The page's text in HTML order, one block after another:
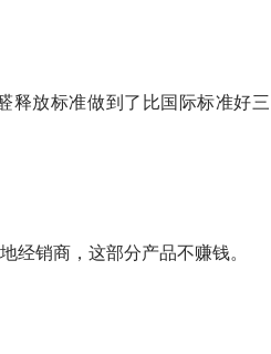
释放标准做到了比国际标准好三
经销商，这部分产品不赚钱。